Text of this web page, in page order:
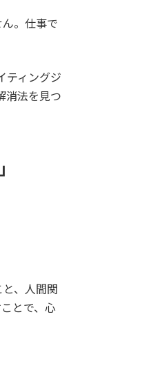
。仕事で
ティングジ
消法を見つ
、人間関
とで、心